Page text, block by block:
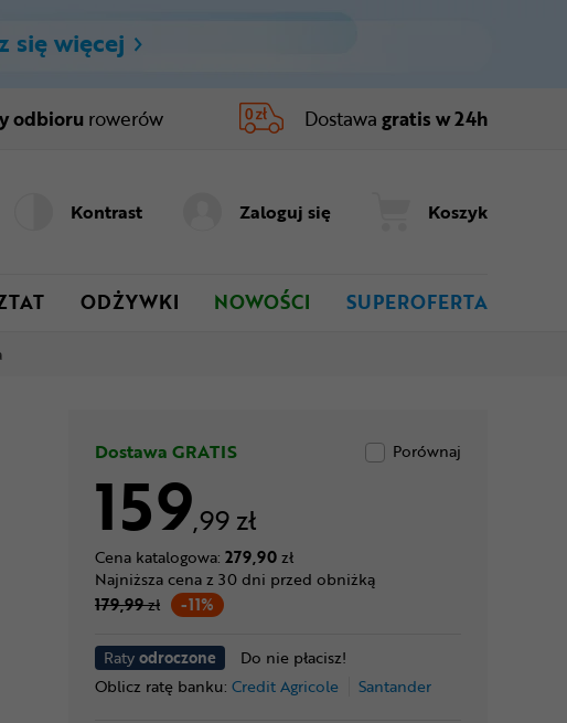
się więcej
odbioru rowerów Dostawa gratis w 24h
Kontrast Zaloguj się Koszyk
ODŻYWKI NOWOŚCI SUPEROFERTA
Dostawa GRATIS Porównaj
159,99 zł
Cena katalogowa: 279,90zł
-11%
Najniższa cena z 30 dni przed obniżką
179,99zł
Ratyodroczone
Do nie płacisz!
Oblicz ratę banku: Credit Agricole Santander